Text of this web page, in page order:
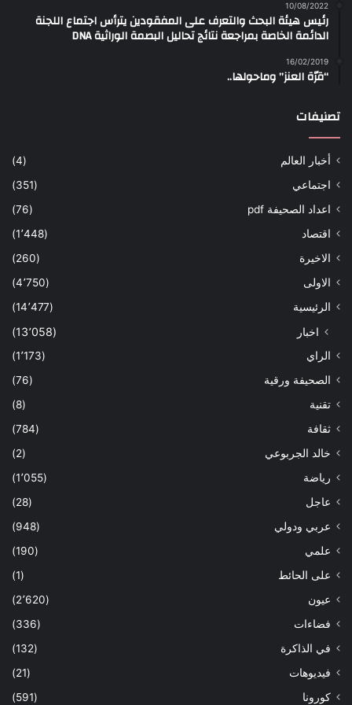
10/08/2022
رئيس هيئة البحث والتعرف على المفقودين يترأس اجتماع اللجنة
الدائمة الخاصة بمراجعة نتائج تحاليل البصمة الوراثية DNA
16/02/2019
“قرّة العنز” وماحولها..
تصنيفات
أخبار العالم
(4)
اجتماعي
(351)
اعداد الصحيفة pdf
(76)
اقتصاد
(1٬448)
الاخيرة
(260)
الاولى
(4٬750)
الرئيسية
(14٬477)
اخبار (13٬058)
الراي
(1٬173)
الصحيفة ورقية
(76)
تقنية
(8)
ثقافة
(784)
خالد الجربوعي
(2)
رياضة
(1٬055)
عاجل
(28)
عربي ودولي
(948)
علمي
(190)
على الحائط
(1)
عيون
(2٬620)
فضاءات
(336)
في الذاكرة
(132)
فيديوهات
(21)
كورونا
(591)